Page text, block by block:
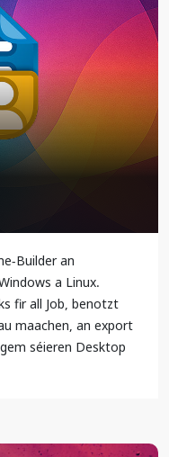
Builder an
a Linux.
fir all Job, benotzt
maachen, an export
séieren Desktop